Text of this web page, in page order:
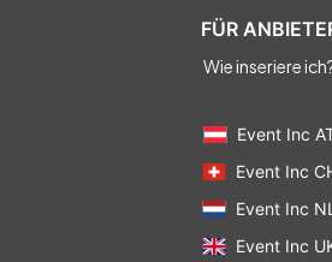
FÜR
Wie inseriere
Event Inc
Event Inc
Event Inc NL
Event Inc